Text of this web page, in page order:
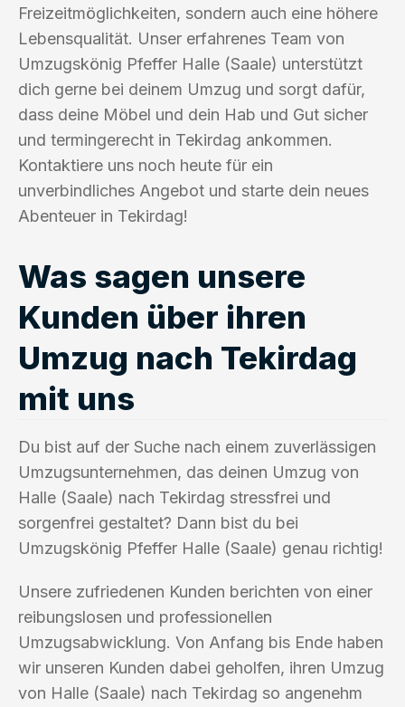
Freizeitmöglichkeiten, sondern auch eine höhere
Lebensqualität. Unser erfahrenes Team von
Umzugskönig Pfeffer Halle (Saale) unterstützt
dich gerne bei deinem Umzug und sorgt dafür,
dass deine Möbel und dein Hab und Gut sicher
und termingerecht in Tekirdag ankommen.
Kontaktiere uns noch heute für ein
unverbindliches Angebot und starte dein neues
Abenteuer in Tekirdag!
Was sagen unsere
Kunden über ihren
Umzug nach Tekirdag
mit uns
Du bist auf der Suche nach einem zuverlässigen
Umzugsunternehmen, das deinen Umzug von
Halle (Saale) nach Tekirdag stressfrei und
sorgenfrei gestaltet? Dann bist du bei
Umzugskönig Pfeffer Halle (Saale) genau richtig!
Unsere zufriedenen Kunden berichten von einer
reibungslosen und professionellen
Umzugsabwicklung. Von Anfang bis Ende haben
wir unseren Kunden dabei geholfen, ihren Umzug
von Halle (Saale) nach Tekirdag so angenehm